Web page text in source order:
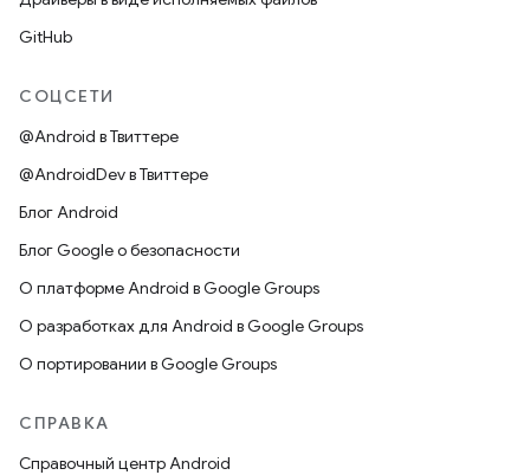
GitHub
СОЦСЕТИ
@Android в Твиттере
@AndroidDev в Твиттере
Блог Android
Блог Google о безопасности
О платформе Android в Google Groups
О разработках для Android в Google Groups
О портировании в Google Groups
СПРАВКА
Справочный центр Android